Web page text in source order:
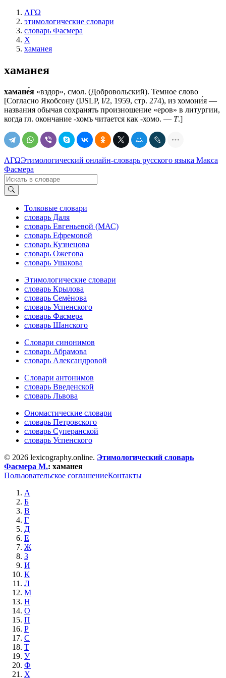
ΛΓΩ
этимологические словари
словарь Фасмера
Х
хаманея
хаманея
хамане́я «вздор», смол. (Добровольский). Темное слово
[Согласно Якобсону (IJSLP, I/2, 1959, стр. 274), из хомони́я —
названия обычая сохранять произношение «еров» в литургии,
когда гл. окончание -хомъ читается как -хомо. — Т.]
ΛΓΩЭтимологический онлайн-словарь русского языка Макса
Фасмера
Толковые словари
словарь Даля
словарь Евгеньевой (МАС)
словарь Ефремовой
словарь Кузнецова
словарь Ожегова
словарь Ушакова
Этимологические словари
словарь Крылова
словарь Семёнова
словарь Успенского
словарь Фасмера
словарь Шанского
Словари синонимов
словарь Абрамова
словарь Александровой
Словари антонимов
словарь Введенской
словарь Львова
Ономастические словари
словарь Петровского
словарь Суперанской
словарь Успенского
© 2026 lexicography.online. Этимологический словарь
Фасмера М.: хаманея
Пользовательское соглашениеКонтакты
А
Б
В
Г
Д
Е
Ж
З
И
К
Л
М
Н
О
П
Р
С
Т
У
Ф
Х